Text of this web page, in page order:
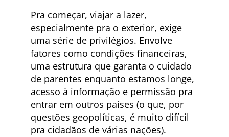
Pra começar, viajar a lazer,
especialmente pra o exterior, exige
uma série de privilégios. Envolve
fatores como condições financeiras,
uma estrutura que garanta o cuidado
de parentes enquanto estamos longe,
acesso à informação e permissão pra
entrar em outros países (o que, por
questões geopolíticas, é muito difícil
pra cidadãos de várias nações).